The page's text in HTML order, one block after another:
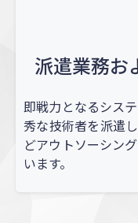
派遣業務お
即戦力となるシス
秀な技術者を派遣
どアウトソーシン
います。